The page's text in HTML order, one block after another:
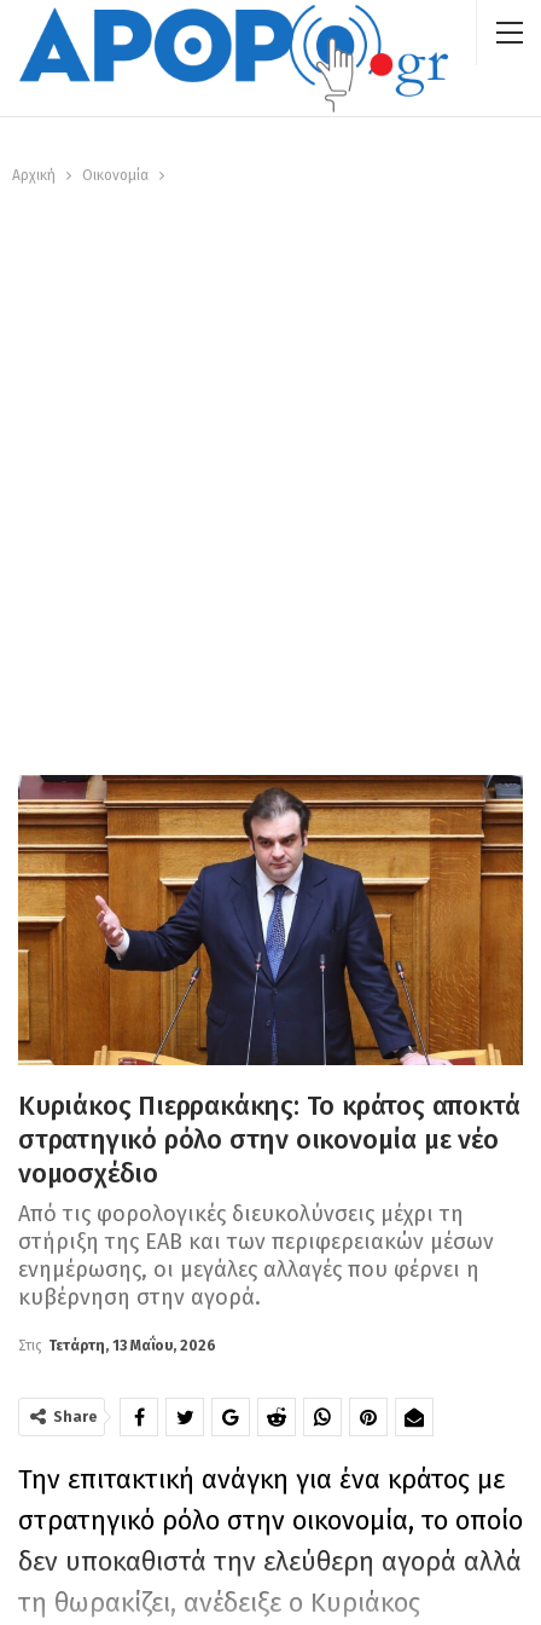
Αρχική Οικονομία
Κυριάκος Πιερρακάκης: Το κράτος αποκτά
στρατηγικό ρόλο στην οικονομία με νέο
νομοσχέδιο
Από τις φορολογικές διευκολύνσεις μέχρι τη
στήριξη της ΕΑΒ και των περιφερειακών μέσων
ενημέρωσης, οι μεγάλες αλλαγές που φέρνει η
κυβέρνηση στην αγορά.
Στις Τετάρτη, 13 Μαΐου, 2026
Share
Την επιτακτική ανάγκη για ένα κράτος με
στρατηγικό ρόλο στην οικονομία, το οποίο
δεν υποκαθιστά την ελεύθερη αγορά αλλά
τη θωρακίζει, ανέδειξε ο Κυριάκος